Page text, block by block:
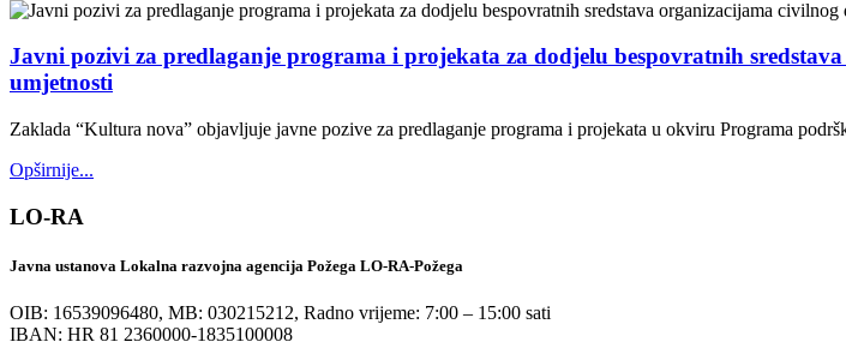
Javni pozivi za predlaganje programa i projekata za dodjelu bespovratnih
umjetnosti
Zaklada “Kultura nova” objavljuje javne pozive za predlaganje programa i projekata u okviru Programa
Opširnije...
LO-RA
Javna ustanova Lokalna razvojna agencija Požega LO-RA-Požega
OIB: 16539096480, MB: 030215212, Radno vrijeme: 7:00 – 15:00 sati
IBAN: HR 81 2360000-1835100008